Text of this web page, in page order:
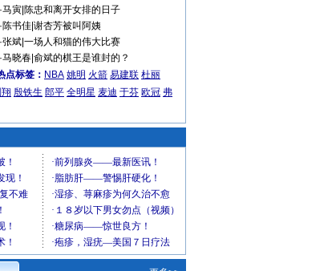
·马寅| 陈忠和离开女排的日子
·陈书佳| 谢杏芳被叫阿姨
·张斌| 一场人和猫的伟大比赛
·马晓春| 俞斌的棋王是谁封的？
点标签： NBA 姚明 火箭 易建联 杜丽
殷铁生 郎平 全明星 麦迪 于芬 欧冠 弗